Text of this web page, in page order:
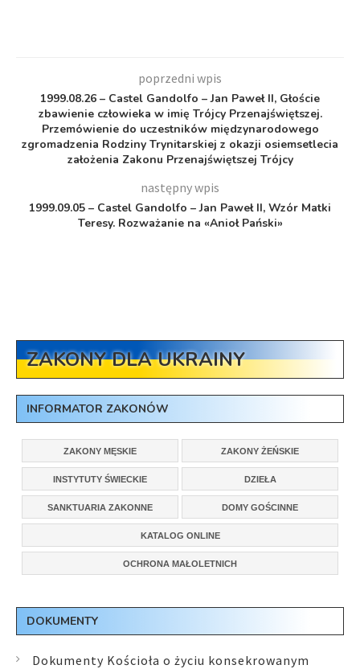
poprzedni wpis
1999.08.26 – Castel Gandolfo – Jan Paweł II, Głoście
zbawienie człowieka w imię Trójcy Przenajświętszej.
Przemówienie do uczestników międzynarodowego
zgromadzenia Rodziny Trynitarskiej z okazji osiemsetlecia
założenia Zakonu Przenajświętszej Trójcy
następny wpis
1999.09.05 – Castel Gandolfo – Jan Paweł II, Wzór Matki
Teresy. Rozważanie na «Anioł Pański»
ZAKONY DLA UKRAINY
INFORMATOR ZAKONÓW
ZAKONY MĘSKIE ZAKONY ŻEŃSKIE
INSTYTUTY ŚWIECKIE DZIEŁA
SANKTUARIA ZAKONNE DOMY GOŚCINNE
KATALOG ONLINE
OCHRONA MAŁOLETNICH
DOKUMENTY
Dokumenty Kościoła o życiu konsekrowanym